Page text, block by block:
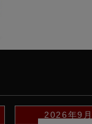
2026年9月